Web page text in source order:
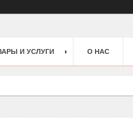
И УСЛУГИ О НАС